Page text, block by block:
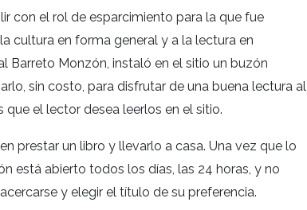
con el rol de esparcimiento para la que fue
cultura en forma general y a la lectura en
Barreto Monzón, instaló en el sitio un buzón
sin costo, para disfrutar de una buena lectura al
el lector desea leerlos en el sitio.
prestar un libro y llevarlo a casa. Una vez que lo
está abierto todos los días, las 24 horas, y no
y elegir el título de su preferencia.